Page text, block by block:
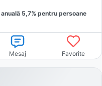
anuală 5,7% pentru persoane
Mesaj Favorite